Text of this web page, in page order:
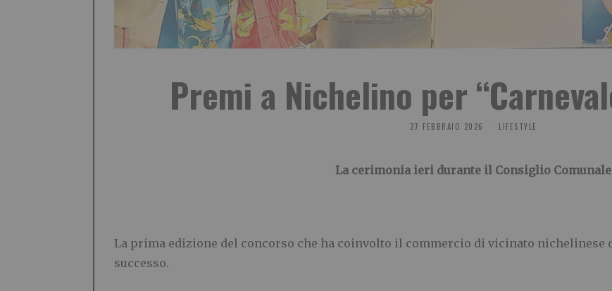
Premi a Nichelino per
27 FEBBRAIO 2026 LIFESTYLE
La cerimonia ieri durante il Consiglio Comunale
La prima edizione del concorso che ha coinvolto il commercio di vicinato nichelinese
successo.